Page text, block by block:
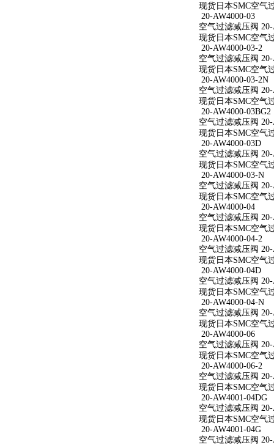
现货日本SMC空气
20-AW4000-03
空气过滤减压阀 20-
现货日本SMC空气
20-AW4000-03-2
空气过滤减压阀 20-
现货日本SMC空气
20-AW4000-03-2N
空气过滤减压阀
现货日本SMC空气
20-AW4000-03BG2
空气过滤减压阀 20-
现货日本SMC空气
20-AW4000-03D
空气过滤减压阀 20-
现货日本SMC空气
20-AW4000-03-N
空气过滤减压阀
现货日本SMC空气
20-AW4000-04
空气过滤减压阀 20-
现货日本SMC空气
20-AW4000-04-2
空气过滤减压阀 20-
现货日本SMC空气
20-AW4000-04D
空气过滤减压阀 20-
现货日本SMC空气
20-AW4000-04-N
空气过滤减压阀
现货日本SMC空气
20-AW4000-06
空气过滤减压阀 20-
现货日本SMC空气
20-AW4000-06-2
空气过滤减压阀 20-
现货日本SMC空气
20-AW4001-04DG
空气过滤减压阀 20-
现货日本SMC空气
20-AW4001-04G
空气过滤减压阀 20-